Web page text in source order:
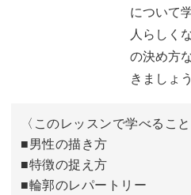
顔のパーツの描き方
サインペンで清書する
着色する
おわりに
について
人らしく
の決め方
きましょ
〈このレッスンで学べること
■男性の描き方
■特徴の捉え方
■輪郭のレパートリー